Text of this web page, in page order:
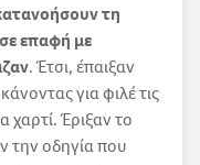
τη
επαφή με
. Έτσι, έπαιξαν
για φιλέ τις
χαρτί. Έριξαν το
την οδηγία που